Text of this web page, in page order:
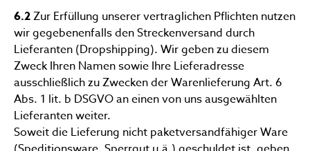
6.2Zur Erfüllung unserer vertraglichen Pflichten nutzen
wir gegebenenfalls den Streckenversand durch
Lieferanten (Dropshipping). Wir geben zu diesem
Zweck Ihren Namen sowie Ihre Lieferadresse
ausschließlich zu Zwecken der Warenlieferung Art. 6
Abs. 1 lit. b DSGVO an einen von uns ausgewählten
Lieferanten weiter.
Soweit die Lieferung nicht paketversandfähiger Ware